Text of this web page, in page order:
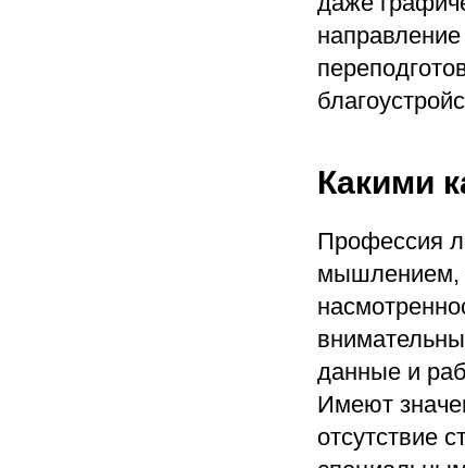
Какими
Профессия
мышлением,
данные и
Имеют
отсутствие